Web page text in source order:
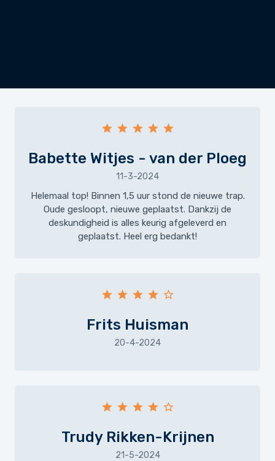
Babette Witjes - van der Ploeg
11-3-2024
Helemaal top! Binnen 1,5 uur stond de nieuwe trap.
Oude gesloopt, nieuwe geplaatst. Dankzij de
deskundigheid is alles keurig afgeleverd en
geplaatst. Heel erg bedankt!
Frits Huisman
20-4-2024
Trudy Rikken-Krijnen
21-5-2024